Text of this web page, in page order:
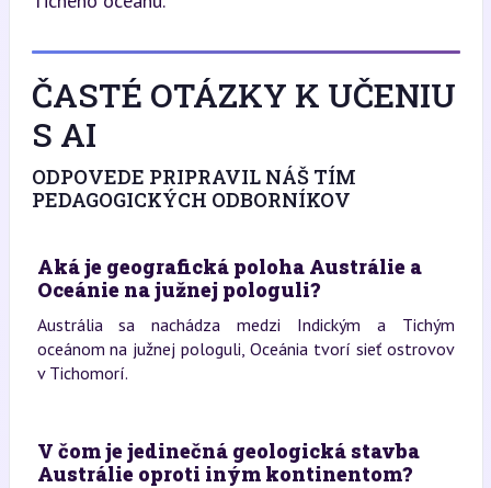
ČASTÉ OTÁZKY K UČENIU
S AI
ODPOVEDE PRIPRAVIL NÁŠ TÍM
PEDAGOGICKÝCH ODBORNÍKOV
Aká je geografická poloha Austrálie a
Oceánie na južnej pologuli?
Austrália sa nachádza medzi Indickým a Tichým
oceánom na južnej pologuli, Oceánia tvorí sieť ostrovov
v Tichomorí.
V čom je jedinečná geologická stavba
Austrálie oproti iným kontinentom?